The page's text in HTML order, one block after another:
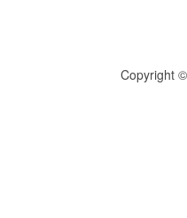
Copyright